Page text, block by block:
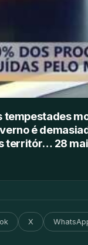
tempestades
é
territór… 28
X